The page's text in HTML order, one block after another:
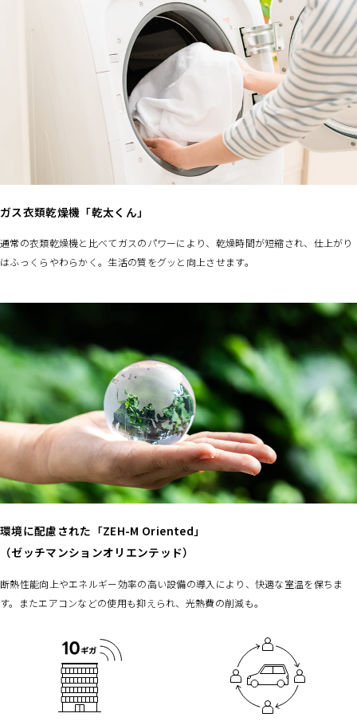
ガス衣類乾燥機「乾太くん」
通常の衣類乾燥機と比べてガスのパワーにより、乾燥時間が短縮され、仕上がり
はふっくらやわらかく。生活の質をグッと向上させます。
環境に配慮された「ZEH-M Oriented」
（ゼッチマンションオリエンテッド）
断熱性能向上やエネルギー効率の高い設備の導入により、快適な室温を保ちま
す。またエアコンなどの使用も抑えられ、光熱費の削減も。